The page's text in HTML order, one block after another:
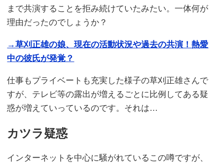
まで共演することを拒み続けていたみたい。一体何が
理由だったのでしょうか？
→草刈正雄の娘、現在の活動状況や過去の共演！熱愛
中の彼氏が発覚？
仕事もプライベートも充実した様子の草刈正雄さんで
すが、テレビ等の露出が増えるごとに比例してある疑
惑が増えていっているのです。それは…
カツラ疑惑
インターネットを中心に騒がれているこの噂ですが、